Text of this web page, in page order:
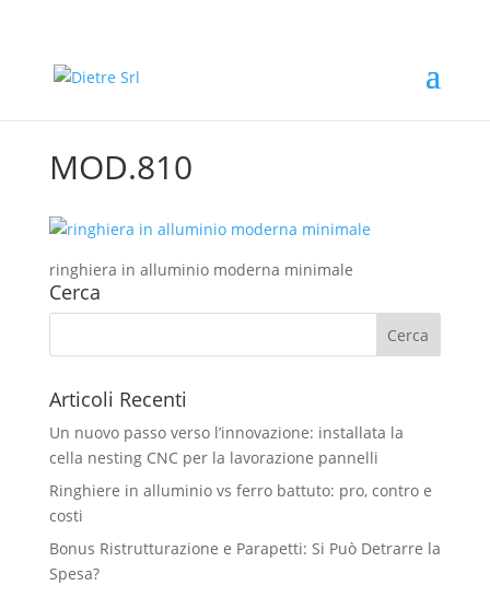
MOD.810
ringhiera in alluminio moderna minimale
Cerca
Articoli Recenti
Un nuovo passo verso l’innovazione: installata la
cella nesting CNC per la lavorazione pannelli
Ringhiere in alluminio vs ferro battuto: pro, contro e
costi
Bonus Ristrutturazione e Parapetti: Si Può Detrarre la
Spesa?